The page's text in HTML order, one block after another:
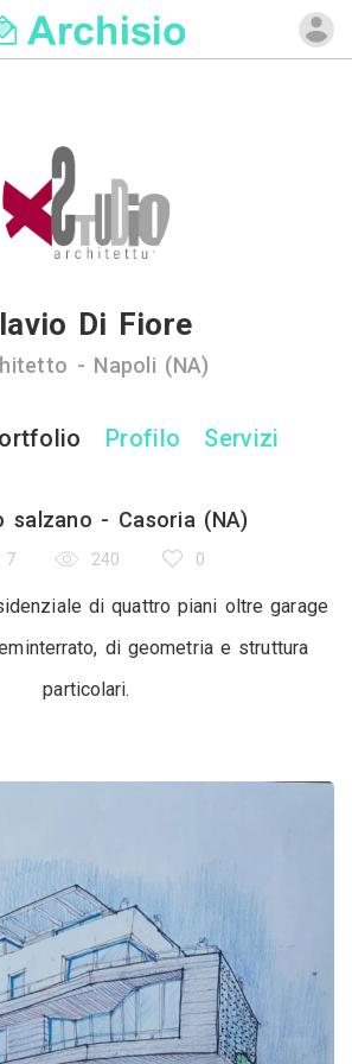
Di Fiore
- Napoli (NA)
Profilo Servizi
salzano - Casoria (NA)
7 240 0
di quattro piani oltre garage
di geometria e struttura
particolari.